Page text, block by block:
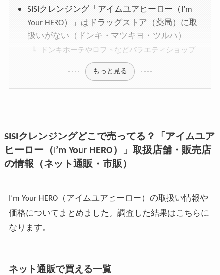
SISIクレンジング「アイムユアヒーロー（I’m
Your HERO）」はドラッグストア（薬局）に取
扱いがない（ドンキ・マツキヨ・ツルハ）
ドンキホーテやロフトなどバラエティショップ
もっと見る
SISIクレンジングどこで売ってる？「アイムユア
ヒーロー（I’m Your HERO）」取扱店舗・販売店
の情報（ネット通販・市販）
I’m Your HERO（アイムユアヒーロー）の取扱い情報や
価格についてまとめました。調査した結果はこちらに
なります。
ネット通販で買える一覧